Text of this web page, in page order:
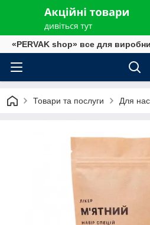
«PERVAK shop» все для
Товари та послуги Для